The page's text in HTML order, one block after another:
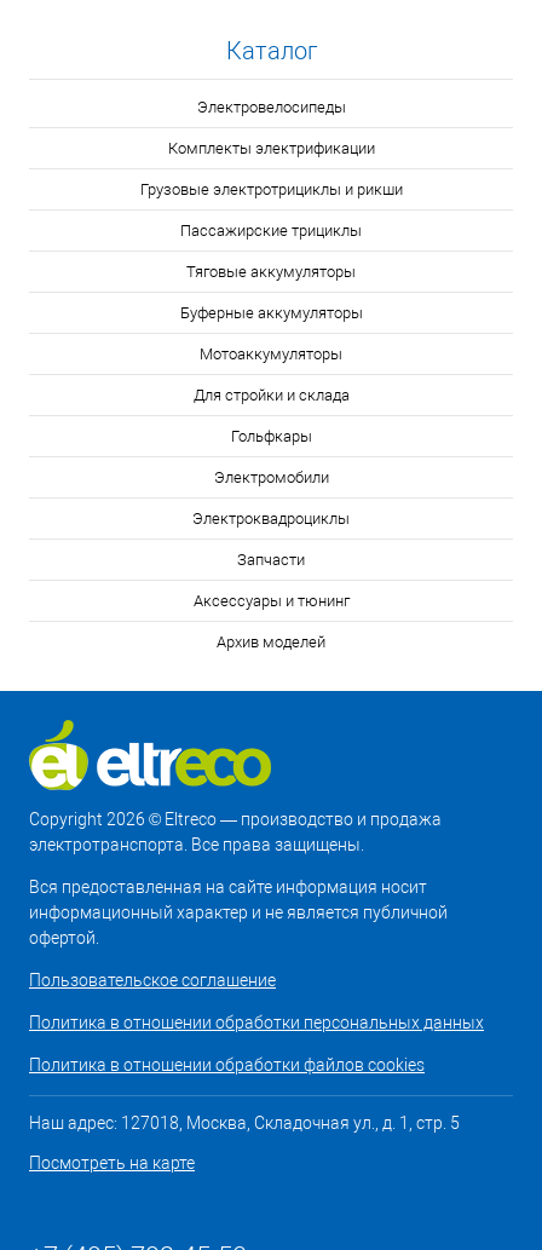
Каталог
Электровелосипеды
Комплекты электрификации
Грузовые электротрициклы и рикши
Пассажирские трициклы
Тяговые аккумуляторы
Буферные аккумуляторы
Мотоаккумуляторы
Для стройки и склада
Гольфкары
Электромобили
Электроквадроциклы
Запчасти
Аксессуары и тюнинг
Архив моделей
Copyright 2026 © Eltreco — производство и продажа
электротранспорта. Все права защищены.
Вся предоставленная на сайте информация носит
информационный характер и не является публичной
офертой.
Пользовательское соглашение
Политика в отношении обработки персональных данных
Политика в отношении обработки файлов cookies
Наш адрес: 127018, Москва, Складочная ул., д. 1, стр. 5
Посмотреть на карте